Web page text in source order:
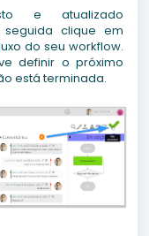
e atualizado
seguida clique em
do seu workflow.
definir o próximo
está terminada.